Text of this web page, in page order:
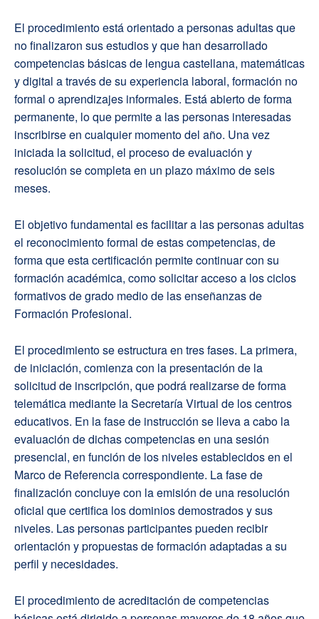
El procedimiento está orientado a personas adultas que
no finalizaron sus estudios y que han desarrollado
competencias básicas de lengua castellana, matemáticas
y digital a través de su experiencia laboral, formación no
formal o aprendizajes informales. Está abierto de forma
permanente, lo que permite a las personas interesadas
inscribirse en cualquier momento del año. Una vez
iniciada la solicitud, el proceso de evaluación y
resolución se completa en un plazo máximo de seis
meses.
El objetivo fundamental es facilitar a las personas adultas
el reconocimiento formal de estas competencias, de
forma que esta certificación permite continuar con su
formación académica, como solicitar acceso a los ciclos
formativos de grado medio de las enseñanzas de
Formación Profesional.
El procedimiento se estructura en tres fases. La primera,
de iniciación, comienza con la presentación de la
solicitud de inscripción, que podrá realizarse de forma
telemática mediante la Secretaría Virtual de los centros
educativos. En la fase de instrucción se lleva a cabo la
evaluación de dichas competencias en una sesión
presencial, en función de los niveles establecidos en el
Marco de Referencia correspondiente. La fase de
finalización concluye con la emisión de una resolución
oficial que certifica los dominios demostrados y sus
niveles. Las personas participantes pueden recibir
orientación y propuestas de formación adaptadas a su
perfil y necesidades.
El procedimiento de acreditación de competencias